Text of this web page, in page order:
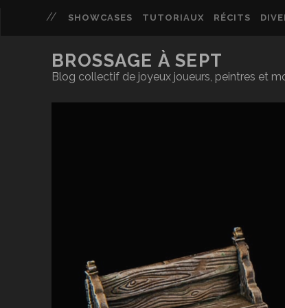
SHOWCASES TUTORIAUX RÉCITS
BROSSAGE À SEPT
Blog collectif de joyeux joueurs, peintres et